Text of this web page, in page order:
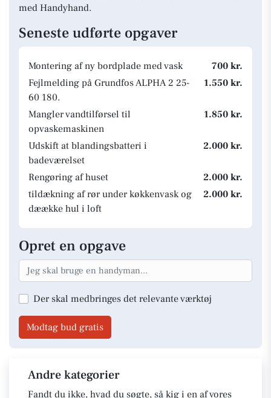
med Handyhand.
Seneste udførte opgaver
Montering af ny bordplade med vask
700 kr.
Fejlmelding på Grundfos ALPHA 2 25-
60 180.
1.550 kr.
Mangler vandtilførsel til
opvaskemaskinen
1.850 kr.
Udskift at blandingsbatteri i
badeværelset
2.000 kr.
Rengøring af huset
2.000 kr.
tildækning af rør under køkkenvask og
dæække hul i loft
2.000 kr.
Opret en opgave
Der skal medbringes det relevante værktøj
Modtag bud gratis
Andre kategorier
Fandt du ikke, hvad du søgte, så kig i en af vores